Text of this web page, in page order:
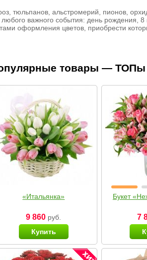
тюльпанов, альстромерий, пионов,
важного события: день рождения,
оформления цветов, приобрести
товары — ТОПы
«Итальянка»
9 860 руб.
Купить
Букет
7